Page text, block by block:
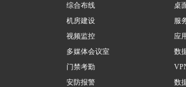
综合布线
机房建设
视频监控
多媒体会议室
门禁考勤
安防报警
桌
服
应
数
数